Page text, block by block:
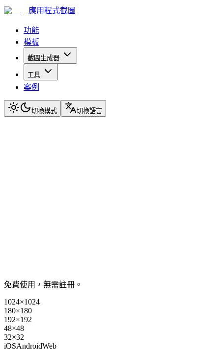
應用程式截圖
功能
模板
截圖生成器
工具
案例
切換模式 切換語言
免費使用，無需註冊。
1024×1024
180×180
192×192
48×48
32×32
iOSAndroidWeb